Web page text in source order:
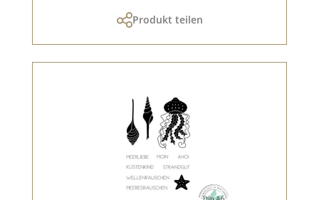
Produkt teilen